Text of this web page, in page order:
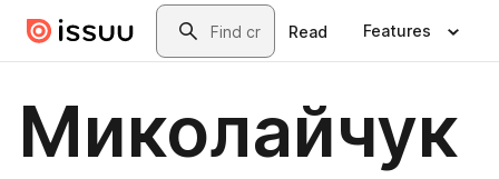
Skip to main contentSearch
Read Features
Миколайчук